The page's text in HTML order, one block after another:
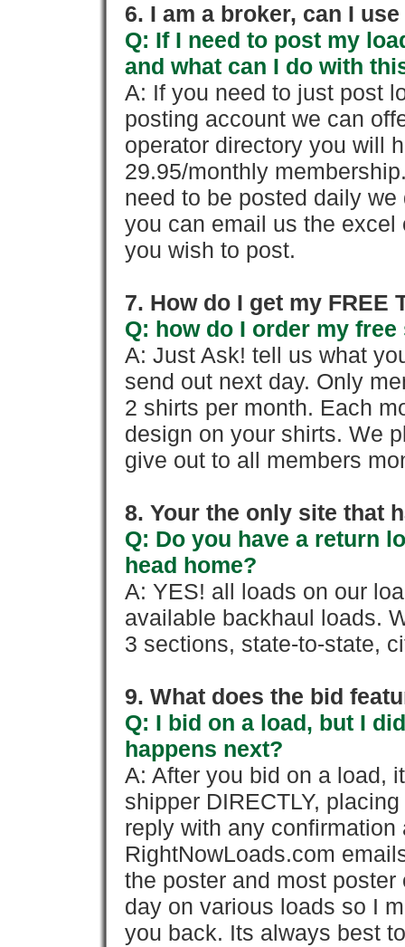
6. I am a broker, can I
Q: If I need to post my
and what can I do with
A: If you need to just post
posting account we can
operator directory you will
29.95/monthly
need to be posted daily
you can email us the
you wish to post.
7. How do I get my FREE
Q: how do I order my
A: Just Ask! tell us what
send out next day. Only
2 shirts per month. Each
design on your shirts. We
give out to all members
8. Your the only site that
Q: Do you have a return
head home?
A: YES! all loads on our
available backhaul loads.
3 sections, state-to-state,
9. What does the bid
Q: I bid on a load, but I
happens next?
A: After you bid on a load,
shipper DIRECTLY,
reply with any confirmation
RightNowLoads.com
the poster and most
day on various loads so I
you back. Its always best